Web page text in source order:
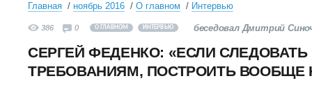
Главная ноябрь 2016 О главном Интервью
386 0 О ГЛАВНОМ ИНТЕРВЬЮ беседовал Дмитрий
СЕРГЕЙ ФЕДЕНКО: «ЕСЛИ
ТРЕБОВАНИЯМ, ПОСТРОИТЬ ВООБЩЕ